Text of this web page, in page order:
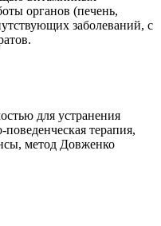
органов (печень,
заболеваний, с
для устранения
терапия,
метод Довженко